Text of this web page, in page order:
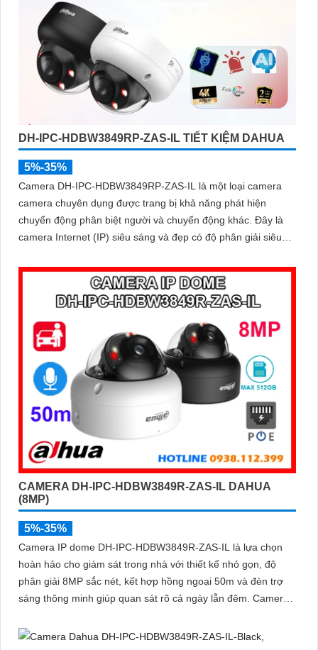
DH-IPC-HDBW3849RP-ZAS-IL TIẾT KIỆM DAHUA
5%-35%
Camera DH-IPC-HDBW3849RP-ZAS-IL là một loại camera
camera chuyên dụng được trang bị khả năng phát hiện
chuyển động phân biệt người và chuyển động khác. Đây là
camera Internet (IP) siêu sáng và đẹp có độ phân giải siêu
CAMERA DH-IPC-HDBW3849R-ZAS-IL DAHUA
(8MP)
5%-35%
Camera IP dome DH-IPC-HDBW3849R-ZAS-IL là lựa chọn
hoàn hảo cho giám sát trong nhà với thiết kế nhỏ gọn, độ
phân giải 8MP sắc nét, kết hợp hồng ngoại 50m và đèn trợ
sáng thông minh giúp quan sát rõ cả ngày lẫn đêm. Camera
công nghệ phân biệt người và phương tiện, nâng cao độ